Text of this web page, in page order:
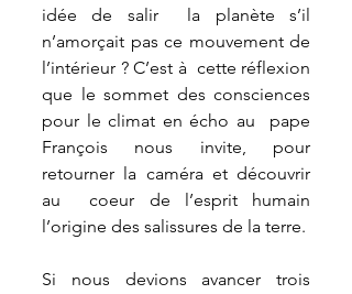
idée de salir  la planète s’il
n’amorçait pas ce mouvement de
l’intérieur ? C’est à  cette réflexion
que le sommet des consciences
pour le climat en écho au  pape
François nous invite, pour
retourner la caméra et découvrir
au  coeur de l’esprit humain
l’origine des salissures de la terre.
Si nous devions avancer trois